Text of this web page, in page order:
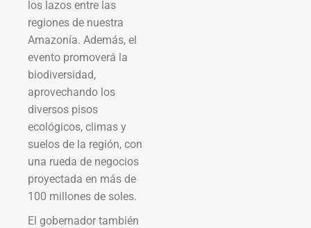
los lazos entre las
regiones de nuestra
Amazonía. Además, el
evento promoverá la
biodiversidad,
aprovechando los
diversos pisos
ecológicos, climas y
suelos de la región, con
una rueda de negocios
proyectada en más de
100 millones de soles.
El gobernador también